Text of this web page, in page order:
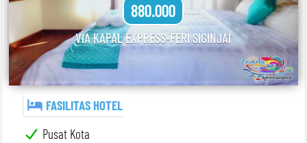
880.000
VIA KAPAL EXPRESS-FERI SIGINJAI
FASILITAS HOTEL
Pusat Kota